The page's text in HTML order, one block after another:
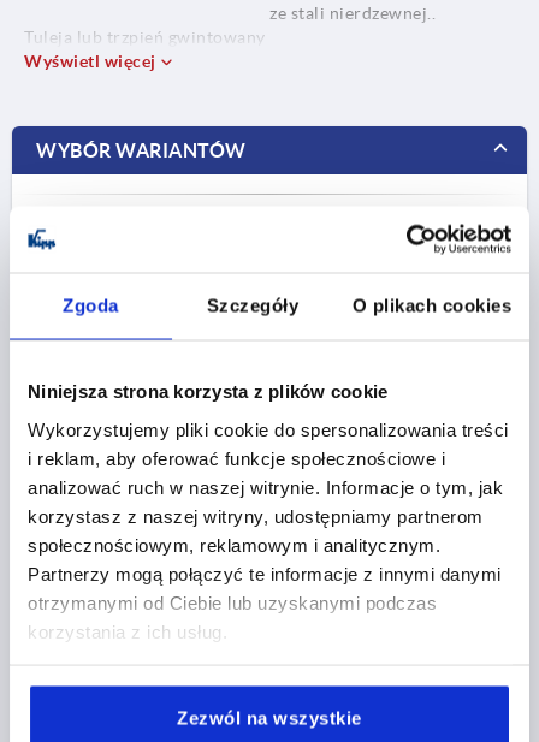
Zgoda Szczegóły O plikach cookies
Niniejsza strona korzysta z plików cookie
Wykorzystujemy pliki cookie do spersonalizowania treści
i reklam, aby oferować funkcje społecznościowe i
analizować ruch w naszej witrynie. Informacje o tym, jak
korzystasz z naszej witryny, udostępniamy partnerom
społecznościowym, reklamowym i analitycznym.
Partnerzy mogą połączyć te informacje z innymi danymi
otrzymanymi od Ciebie lub uzyskanymi podczas
korzystania z ich usług.
Zezwól na wszystkie
Tuleja lub trzpień gwintowany
ze stali 5.8 lub stali
ze stali nierdzewnej..
Wyświetl więcej
WYBÓR WARIANTÓW
FILTR
Wyświetl/ukryj rysunek
1 2 24